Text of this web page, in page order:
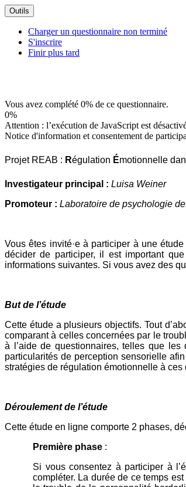
Outils
Charger un questionnaire non terminé
S'inscrire
Finir plus tard
Vous avez complété 0% de ce questionnaire.
0%
Attention : l’exécution de JavaScript est
Notice d'information et consentement de
Projet REAB : Régulation Émotionnelle
Investigateur principal : Luisa Weiner
Promoteur : Laboratoire de psychologie
Vous êtes invité·e à participer à une
décider de participer, il est important
informations suivantes. Si vous avez des
But de l’étude
Cette étude a plusieurs objectifs. Tout
comparant à celles concernées par le
à l’aide de questionnaires, telles que les
particularités de perception sensorielle
stratégies de régulation émotionnelle à ces
Déroulement de l’étude
Cette étude en ligne comporte 2 phases,
Première phase :
Si vous consentez à participer à
compléter. La durée de ce temps